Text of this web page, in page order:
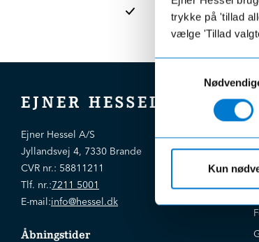
trykke på 'tillad
vælge 'Tillad
Samtykkevalg
Kun
EJNER HESSEL
Ejner Hessel A/S
Jyllandsvej 4, 7330 Brande
CVR nr.: 58811211
Tlf. nr.:7211 5001
E-mail:info@hessel.dk
Åbningstider